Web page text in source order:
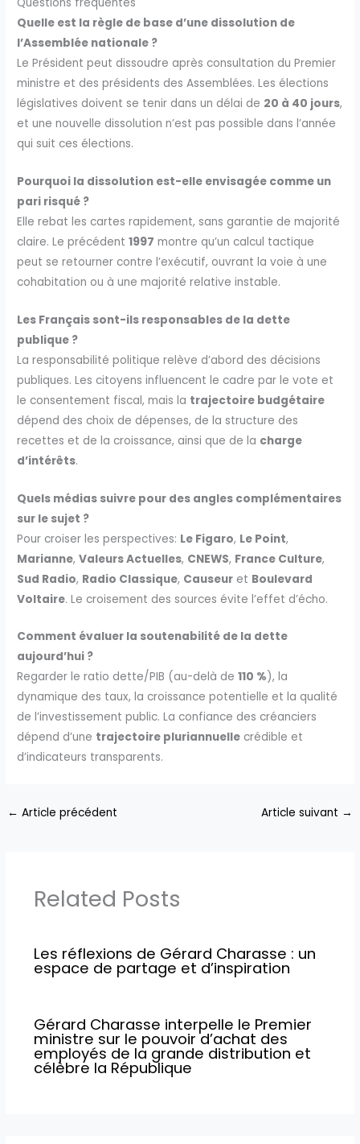
Quelle est la règle de base d’une dissolution de
l’Assemblée nationale ?
Le Président peut dissoudre après consultation du Premier
ministre et des présidents des Assemblées. Les élections
législatives doivent se tenir dans un délai de 20 à 40 jours,
et une nouvelle dissolution n’est pas possible dans l’année
qui suit ces élections.
Pourquoi la dissolution est-elle envisagée comme un
pari risqué ?
Elle rebat les cartes rapidement, sans garantie de majorité
claire. Le précédent1997 montre qu’un calcul tactique
peut se retourner contre l’exécutif, ouvrant la voie à une
cohabitation ou à une majorité relative instable.
Les Français sont-ils responsables de la dette
publique ?
La responsabilité politique relève d’abord des décisions
publiques. Les citoyens influencent le cadre par le vote et
le consentement fiscal, mais la trajectoire budgétaire
dépend des choix de dépenses, de la structure des
recettes et de la croissance, ainsi que de la charge
d’intérêts.
Quels médias suivre pour des angles complémentaires
sur le sujet ?
Pour croiser les perspectives: Le Figaro, Le Point,
Marianne,Valeurs Actuelles, CNEWS, France Culture,
Sud Radio, Radio Classique, Causeur et Boulevard
Voltaire. Le croisement des sources évite l’effet d’écho.
Comment évaluer la soutenabilité de la dette
aujourd’hui ?
Regarder le ratio dette/PIB (au-delà de110 %), la
dynamique des taux, la croissance potentielle et la qualité
de l’investissement public. La confiance des créanciers
dépend d’une trajectoire pluriannuelle crédible et
d’indicateurs transparents.
← Article précédent Article suivant →
Related Posts
Les réflexions de Gérard Charasse : un
espace de partage et d’inspiration
Gérard Charasse interpelle le Premier
ministre sur le pouvoir d’achat des
employés de la grande distribution et
célèbre la République